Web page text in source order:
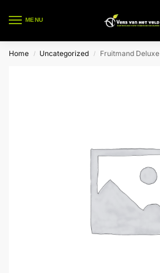
MENU
Home / Uncategorized / Fruitmand Deluxe